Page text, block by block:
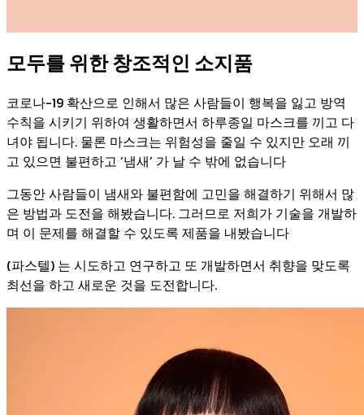
모두를 위한 창조적인 소지품
코로나-19 확산으로 인해서 많은 사람들이 행복을 잃고 방역
수칙을 시키기 위하여 생활하면서 하루종일 마스크를 끼고 다
녀야 됩니다. 물론 마스크는 위험성을 줄일 수 있지만 오래 끼
고 있으면 불편하고 ‘냄새’ 가 날 수 밖에 없습니다
그동안 사람들이 냄새와 불편함에 고민을 해결하기 위해서 많
은 방법과 도전을 해봤습니다. 그러므로 저희가 기술을 개발하
며 이 문제를 해결할 수 있도록 제품을 내봤습니다
(파스텔) 는 시도하고 연구하고 또 개발하면서 취향을 맞도록
최선을 하고 새로운 것을 도전합니다.